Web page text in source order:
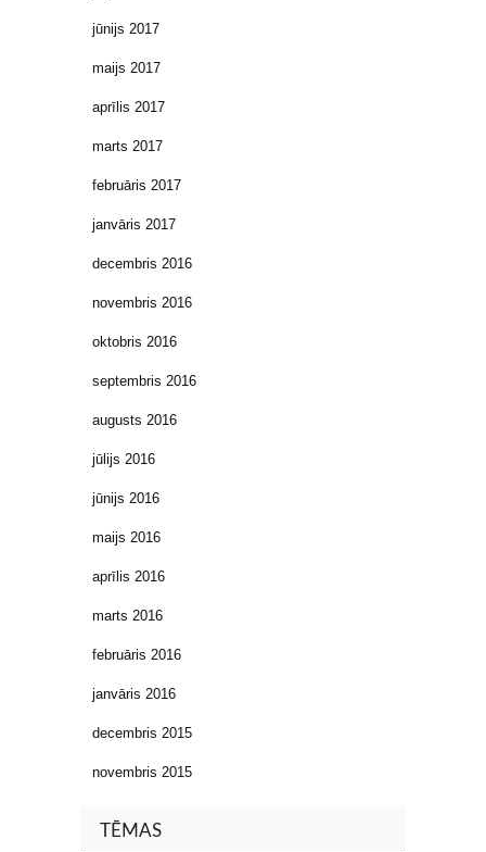
jūnijs 2017
maijs 2017
aprīlis 2017
marts 2017
februāris 2017
janvāris 2017
decembris 2016
novembris 2016
oktobris 2016
septembris 2016
augusts 2016
jūlijs 2016
jūnijs 2016
maijs 2016
aprīlis 2016
marts 2016
februāris 2016
janvāris 2016
decembris 2015
novembris 2015
TĒMAS